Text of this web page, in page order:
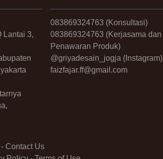
Lantai 3,
083869324763 (Konsultasi)
083869324763 (Kerjasama dan
Penawaran Produk)
@griyadesain_jogja (Instagram)
faizfajar.ff@gmail.com
- Contact Us